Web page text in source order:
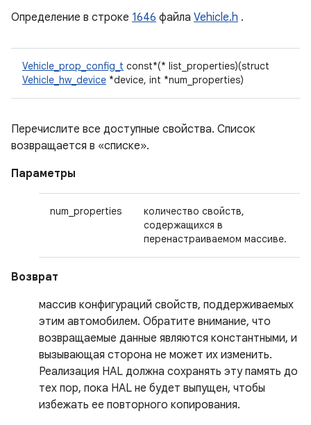
Определение в строке 1646 файла Vehicle.h .
Vehicle_prop_config_t const*(* list_properties)(struct
Vehicle_hw_device *device, int *num_properties)
Перечислите все доступные свойства. Список
возвращается в «списке».
Параметры
num_properties
количество свойств,
содержащихся в
перенастраиваемом массиве.
Возврат
массив конфигураций свойств, поддерживаемых
этим автомобилем. Обратите внимание, что
возвращаемые данные являются константными, и
вызывающая сторона не может их изменить.
Реализация HAL должна сохранять эту память до
тех пор, пока HAL не будет выпущен, чтобы
избежать ее повторного копирования.